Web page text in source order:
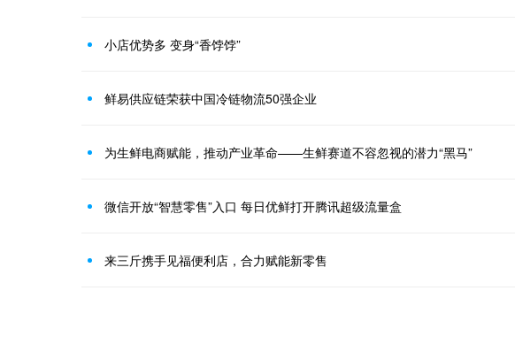
小店优势多 变身“香饽饽”
鲜易供应链荣获中国冷链物流50强企业
为生鲜电商赋能，推动产业革命——生鲜赛道不容忽视的潜力“黑马”
微信开放“智慧零售”入口 每日优鲜打开腾讯超级流量盒
来三斤携手见福便利店，合力赋能新零售